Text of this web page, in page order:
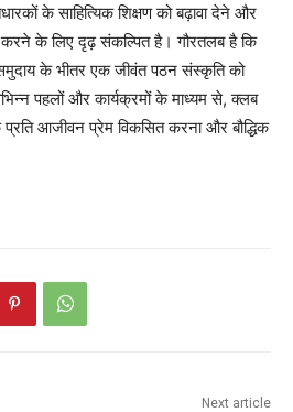
के साहित्यिक शिक्षण को बढ़ावा देने और
के लिए दृढ़ संकल्पित है। गौरतलब है कि
के भीतर एक जीवंत पठन संस्कृति को
पहलों और कार्यक्रमों के माध्यम से, क्लब
आजीवन प्रेम विकसित करना और बौद्धिक
Next article